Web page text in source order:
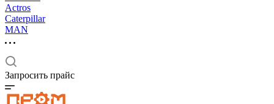
Actros
Caterpillar
MAN
Запросить прайс